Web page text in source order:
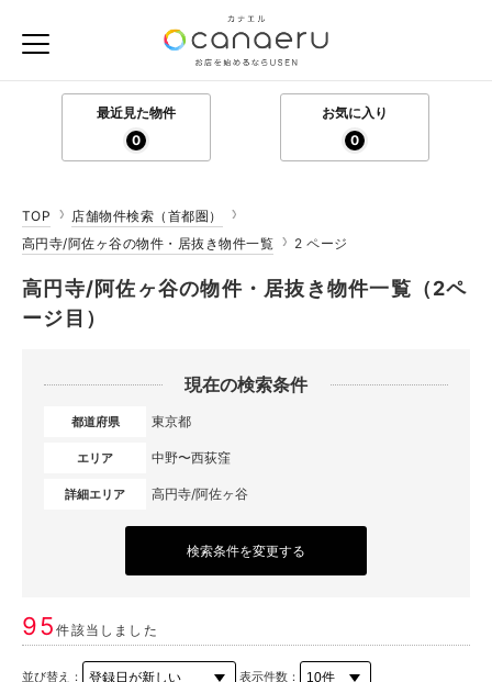
最近見た物件
0
お気に入り
0
TOP
店舗物件検索（首都圏）
高円寺/阿佐ヶ谷の物件・居抜き物件一覧
2 ページ
高円寺/阿佐ヶ谷の物件・居抜き物件一覧（2ペ
ージ目）
現在の検索条件
都道府県 東京都
エリア 中野〜西荻窪
詳細エリア 高円寺/阿佐ヶ谷
検索条件を変更する
95件該当しました
並び替え： 表示件数：